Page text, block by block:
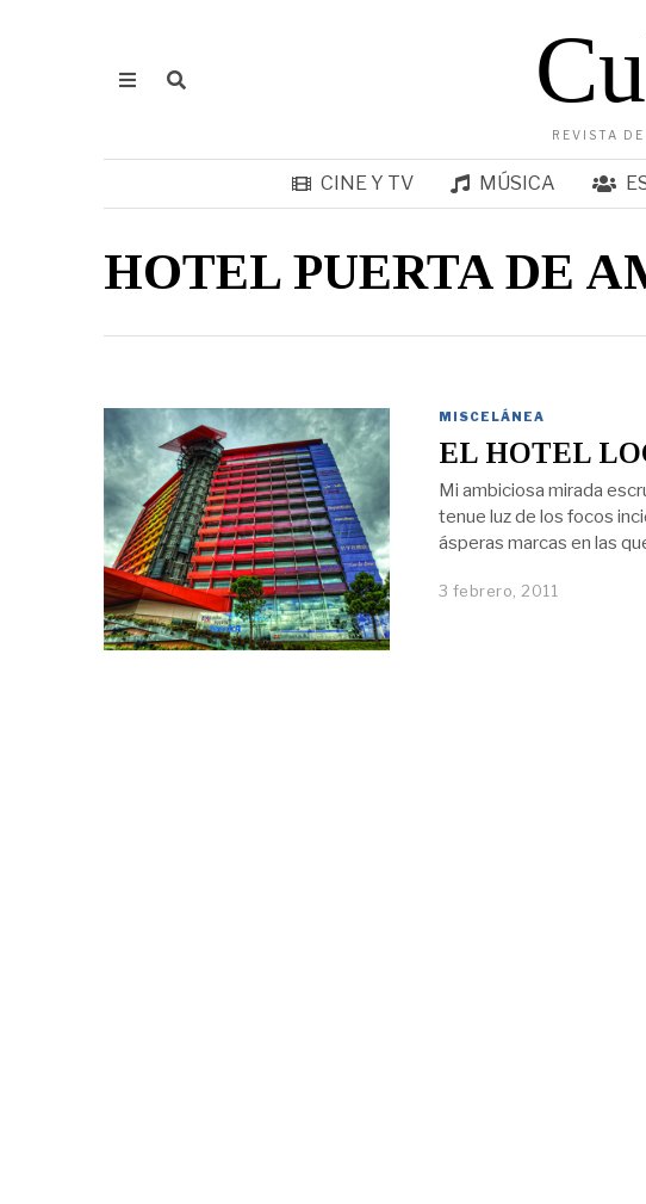
REVISTA
CINE Y TV MÚSICA
HOTEL PUERTA DE
MISCELÁNEA
EL HOTEL
Mi ambiciosa mirada
tenue luz de los focos
ásperas marcas en las
3 febrero, 2011